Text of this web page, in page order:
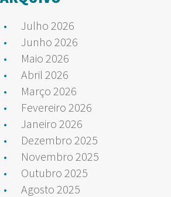
Julho 2026
Junho 2026
Maio 2026
Abril 2026
Março 2026
Fevereiro 2026
Janeiro 2026
Dezembro 2025
Novembro 2025
Outubro 2025
Agosto 2025